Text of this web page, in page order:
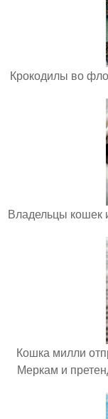
Крокодилы во
Владельцы кошек
Кошка милли
Меркам и